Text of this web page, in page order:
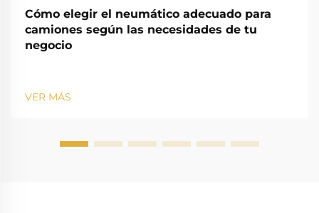
Cómo elegir el neumático adecuado para
camiones según las necesidades de tu
negocio
VER MÁS